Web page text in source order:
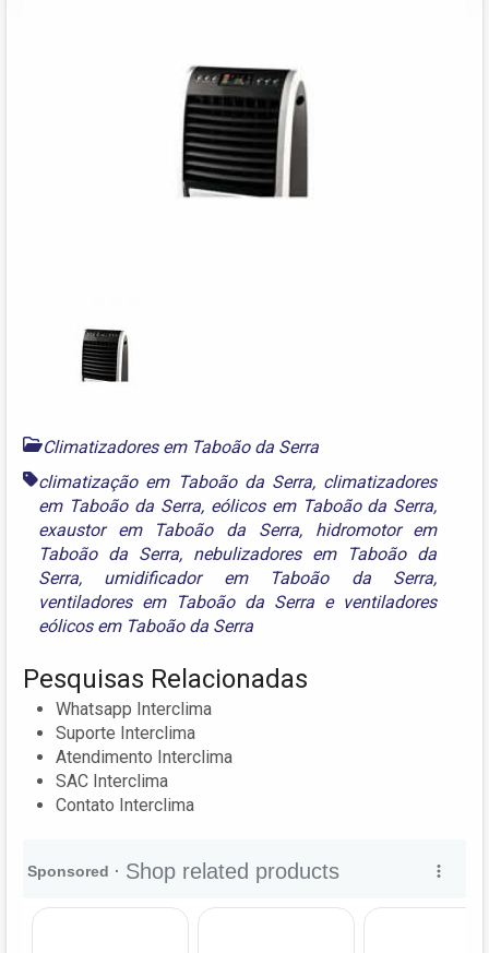
Climatizadores em Taboão da Serra
climatização em Taboão da Serra, climatizadores
em Taboão da Serra, eólicos em Taboão da Serra,
exaustor em Taboão da Serra, hidromotor em
Taboão da Serra, nebulizadores em Taboão da
Serra, umidificador em Taboão da Serra,
ventiladores em Taboão da Serra e ventiladores
eólicos em Taboão da Serra
Pesquisas Relacionadas
Whatsapp Interclima
Suporte Interclima
Atendimento Interclima
SAC Interclima
Contato Interclima